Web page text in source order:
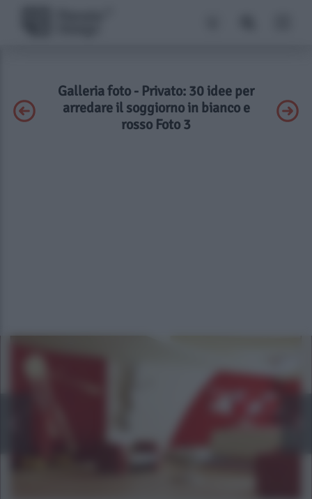
Galleria foto - Privato: 30 idee per
arredare il soggiorno in bianco e
rosso Foto 3